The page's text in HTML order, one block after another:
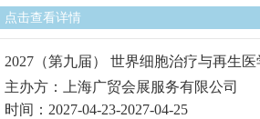
点击查看详情
2027（第九届） 世界细胞治疗与再生
主办方：上海广贸会展服务有限公司
时间：2027-04-23-2027-04-25